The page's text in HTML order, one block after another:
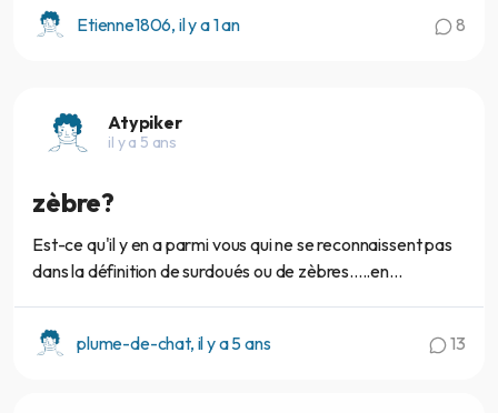
Etienne1806, il y a 1 an 8
Atypiker
il y a 5 ans
zèbre?
Est-ce qu'il y en a parmi vous qui ne se reconnaissent pas
dans la définition de surdoués ou de zèbres.....en...
plume-de-chat, il y a 5 ans 13